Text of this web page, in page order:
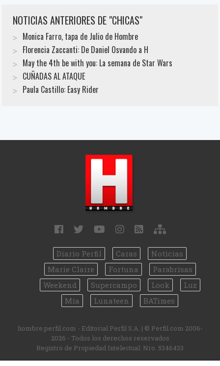
NOTICIAS ANTERIORES DE "CHICAS"
Monica Farro, tapa de Julio de Hombre
Florencia Zaccanti: De Daniel Osvando a H
May the 4th be with you: La semana de Star Wars
CUÑADAS AL ATAQUE
Paula Castillo: Easy Rider
Diario Perfil Caras
Noticias
Marie Claire
Fortuna
Parabrisas
Weekend
Supercampo Look
Luz
Mía
Lunateen BATimes
hombre.perfil.com - Editorial Perfil S.A. | © Perfil.com 2006-
2026 - Todos los derechos reservados
Registro de Propiedad Intelectual: Nro. 5346433